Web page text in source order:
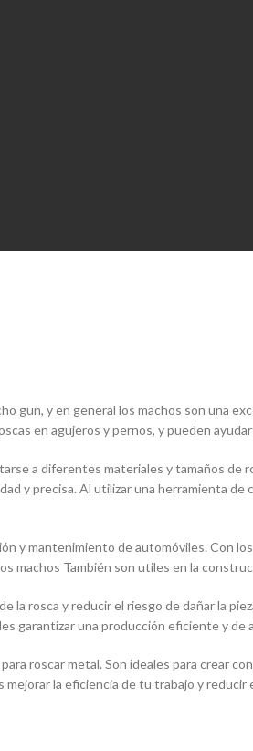
gun, y en general los machos son una
en agujeros y pernos, y pueden
a diferentes materiales y tamaños de
y precisa. Al utilizar una herramienta
y mantenimiento de automóviles. Con
machos También son utiles en la
la rosca y reducir el riesgo de dañar la
garantizar una producción eficiente y de
roscar metal. Son ideales para crear
la eficiencia de tu trabajo y